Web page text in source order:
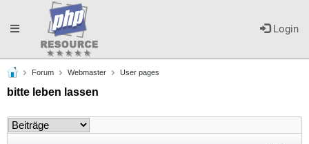
Login
Toggle
navigation
Forum Webmaster User pages
bitte leben lassen